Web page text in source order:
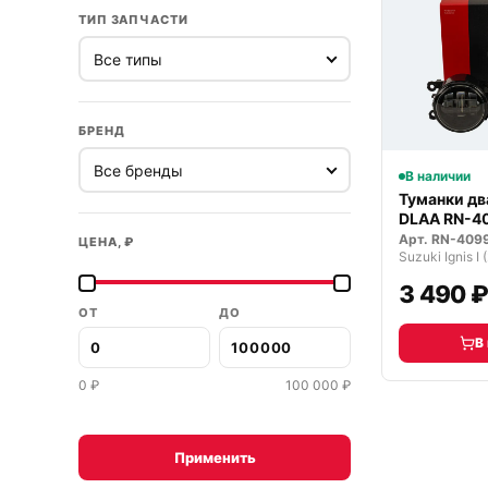
ТИП ЗАПЧАСТИ
БРЕНД
ЦЕНА, ₽
ОТ ДО
0 ₽ 100 000 ₽
Применить
В наличии
Туманки
DLAA RN-
Арт. RN-
Suzuki Ignis
3 490 ₽
В